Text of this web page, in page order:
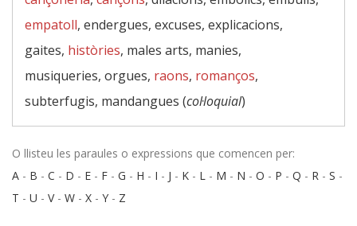
empatoll, endergues, excuses, explicacions,
gaites, històries, males arts, manies,
musiqueries, orgues, raons, romanços,
subterfugis, mandangues (col·loquial)
O llisteu les paraules o expressions que comencen per:
A - B - C - D - E - F - G - H - I - J - K - L - M - N - O - P - Q - R - S -
T - U - V- W - X - Y - Z